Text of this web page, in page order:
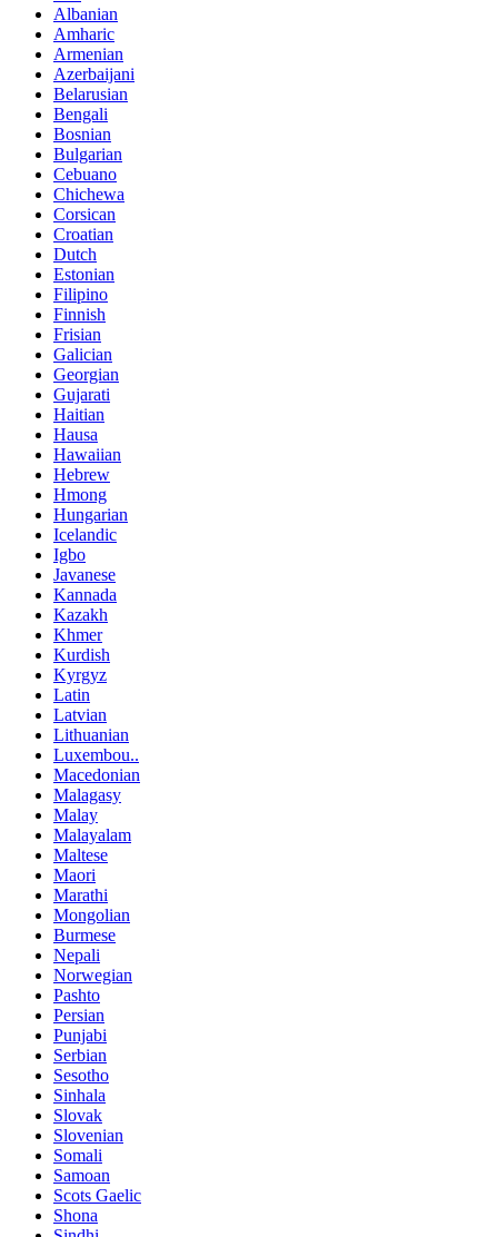
Albanian
Amharic
Armenian
Azerbaijani
Belarusian
Bengali
Bosnian
Bulgarian
Cebuano
Chichewa
Corsican
Croatian
Dutch
Estonian
Filipino
Finnish
Frisian
Galician
Georgian
Gujarati
Haitian
Hausa
Hawaiian
Hebrew
Hmong
Hungarian
Icelandic
Igbo
Javanese
Kannada
Kazakh
Khmer
Kurdish
Kyrgyz
Latin
Latvian
Lithuanian
Luxembou..
Macedonian
Malagasy
Malay
Malayalam
Maltese
Maori
Marathi
Mongolian
Burmese
Nepali
Norwegian
Pashto
Persian
Punjabi
Serbian
Sesotho
Sinhala
Slovak
Slovenian
Somali
Samoan
Scots Gaelic
Shona